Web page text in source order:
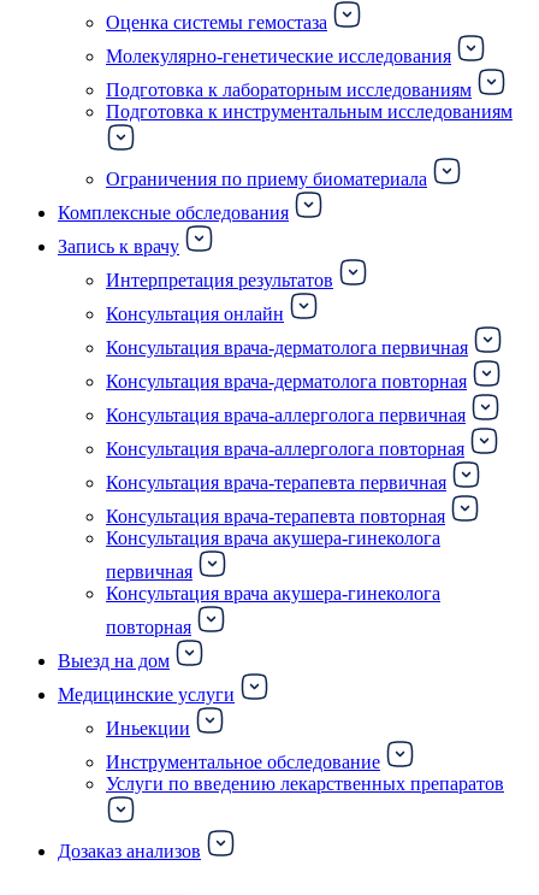
Оценка системы гемостаза
Молекулярно-генетические исследования
Подготовка к лабораторным исследованиям
Подготовка к инструментальным исследованиям
Ограничения по приему биоматериала
Комплексные обследования
Запись к врачу
Интерпретация результатов
Консультация онлайн
Консультация врача-дерматолога первичная
Консультация врача-дерматолога повторная
Консультация врача-аллерголога первичная
Консультация врача-аллерголога повторная
Консультация врача-терапевта первичная
Консультация врача-терапевта повторная
Консультация врача акушера-гинеколога
первичная
Консультация врача акушера-гинеколога
повторная
Выезд на дом
Медицинские услуги
Иньекции
Инструментальное обследование
Услуги по введению лекарственных препаратов
Дозаказ анализов